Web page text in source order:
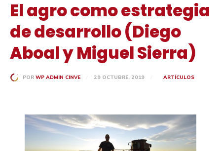
El agro como estrategia
de desarrollo (Diego
Aboal y Miguel Sierra)
POR WP ADMIN CINVE 29 OCTUBRE, 2019 ARTÍCULOS